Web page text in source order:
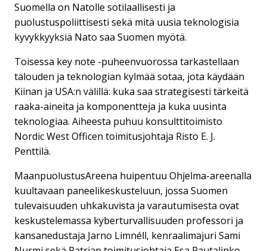
Suomella on Natolle sotilaallisesti ja
puolustuspoliittisesti sekä mitä uusia teknologisia
kyvykkyyksiä Nato saa Suomen myötä.
Toisessa key note -puheenvuorossa tarkastellaan
talouden ja teknologian kylmää sotaa, jota käydään
Kiinan ja USA:n välillä: kuka saa strategisesti tärkeitä
raaka-aineita ja komponentteja ja kuka uusinta
teknologiaa. Aiheesta puhuu konsulttitoimisto
Nordic West Officen toimitusjohtaja Risto E. J.
Penttilä.
MaanpuolustusAreena huipentuu Ohjelma-areenalla
kuultavaan paneelikeskusteluun, jossa Suomen
tulevaisuuden uhkakuvista ja varautumisesta ovat
keskustelemassa kyberturvallisuuden professori ja
kansanedustaja Jarno Limnéll, kenraalimajuri Sami